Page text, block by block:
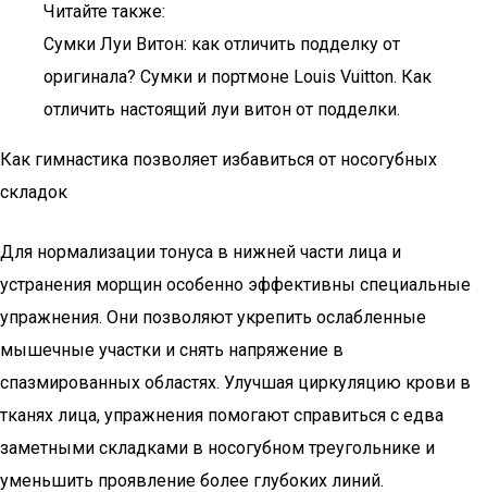
Читайте также:
Сумки Луи Витон: как отличить подделку от
оригинала? Сумки и портмоне Louis Vuitton. Как
отличить настоящий луи витон от подделки.
Как гимнастика позволяет избавиться от носогубных
складок
Для нормализации тонуса в нижней части лица и
устранения морщин особенно эффективны специальные
упражнения. Они позволяют укрепить ослабленные
мышечные участки и снять напряжение в
спазмированных областях. Улучшая циркуляцию крови в
тканях лица, упражнения помогают справиться с едва
заметными складками в носогубном треугольнике и
уменьшить проявление более глубоких линий.